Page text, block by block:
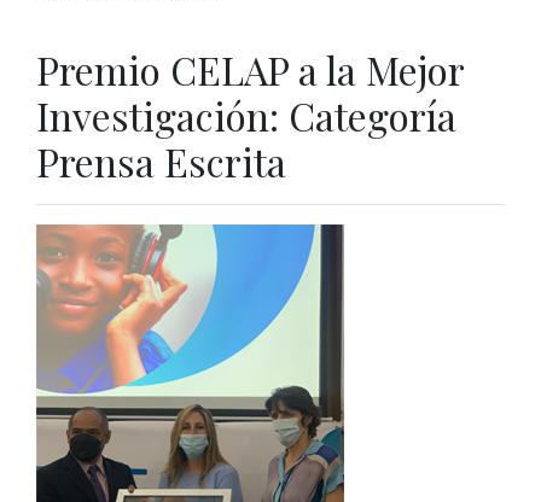
Premio CELAP a la Mejor
Investigación: Categoría
Prensa Escrita